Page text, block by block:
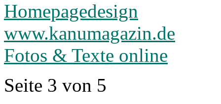
Homepagedesign
www.kanumagazin.de
Fotos & Texte online
Seite 3 von 5